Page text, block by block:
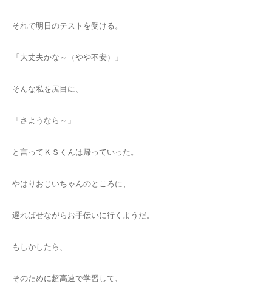
それで明日のテストを受ける。
「大丈夫かな～（やや不安）」
そんな私を尻目に、
「さようなら～」
と言ってＫＳくんは帰っていった。
やはりおじいちゃんのところに、
遅ればせながらお手伝いに行くようだ。
もしかしたら、
そのために超高速で学習して、